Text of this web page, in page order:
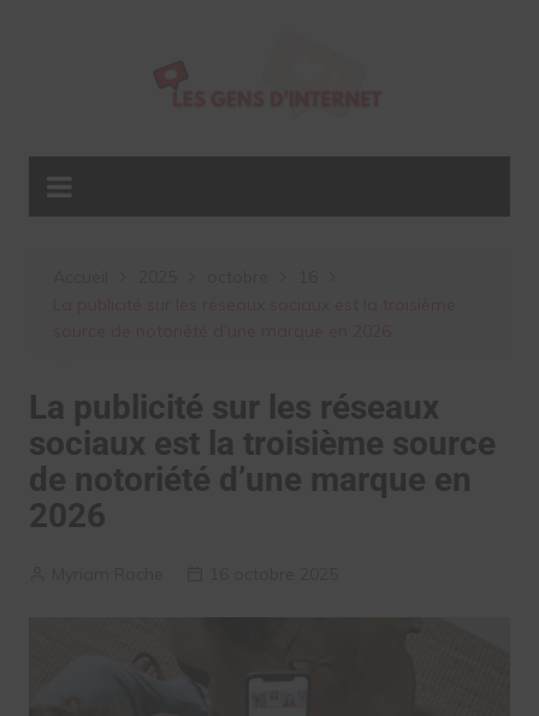
La publicité sur les réseaux
sociaux est la troisième source
de notoriété d’une marque en
2026